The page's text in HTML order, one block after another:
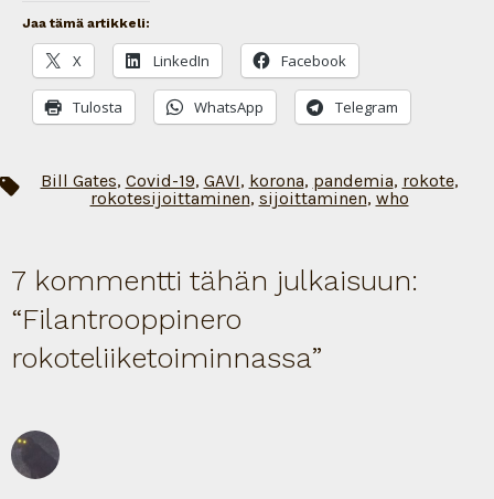
Jaa tämä artikkeli:
X LinkedIn Facebook
Tulosta WhatsApp Telegram
Avainsanat
Bill Gates, Covid-19, GAVI, korona, pandemia, rokote,
rokotesijoittaminen, sijoittaminen, who
7 kommentti tähän julkaisuun:
“Filantrooppinero
rokoteliiketoiminnassa”